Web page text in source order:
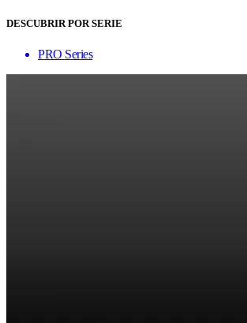
DESCUBRIR POR SERIE
PRO Series